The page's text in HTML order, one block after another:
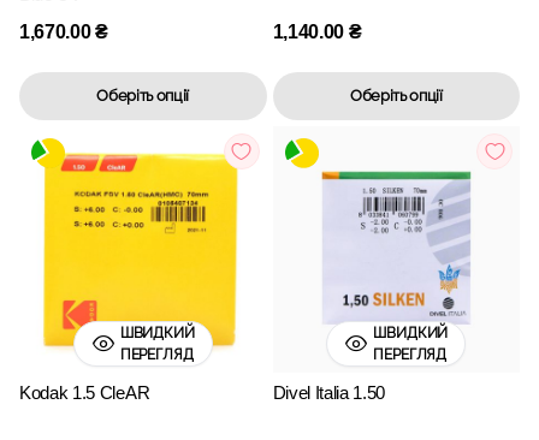
1,670.00₴
Оберіть опції
1,140.00 ₴
Оберіть опції
ШВИДКИЙ
ПЕРЕГЛЯД
Kodak 1.5 CleAR
ШВИДКИЙ
ПЕРЕГЛЯД
Divel Italia 1.50